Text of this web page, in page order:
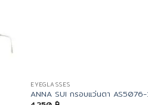
EYEGLASSES
ANNA SUI กรอบแว่นตา AS5076-